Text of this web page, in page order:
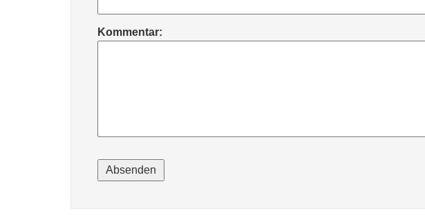
Kommentar: